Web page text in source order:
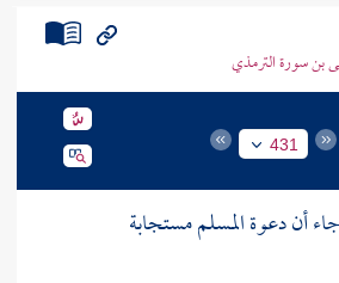
بن سورة الترمذي
431
أن دعوة المسلم مستجابة